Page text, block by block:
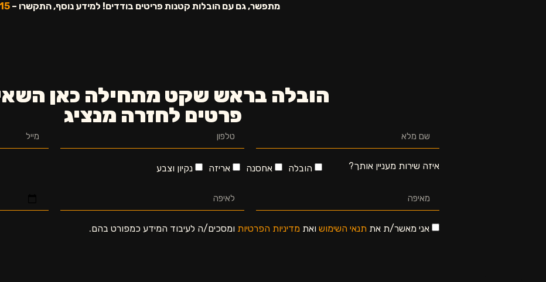
מתפשר, גם עם הובלות קטנות פריטים בודדים! למידע נוסף, התקשרו –
הובלה בראש שקט מתחילה כאן
פרטים לחזרה מנציג
איזה שירות מעניין אותך? הובלה אחסנה אריזה נקיון וצבע
אני מאשר/ת את תנאי השימוש ואת מדיניות הפרטיות ומסכים/ה לעיבוד המידע כמפורט בהם.